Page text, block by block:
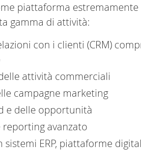
piattaforma
gamma di attività:
con i clienti (CRM)
attività commerciali
campagne marketing
e delle opportunità
avanzato
ERP, piattaforme